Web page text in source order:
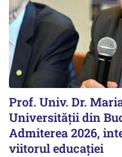
Prof. Univ. Dr.
Universității din
Admiterea 2026,
viitorul educației